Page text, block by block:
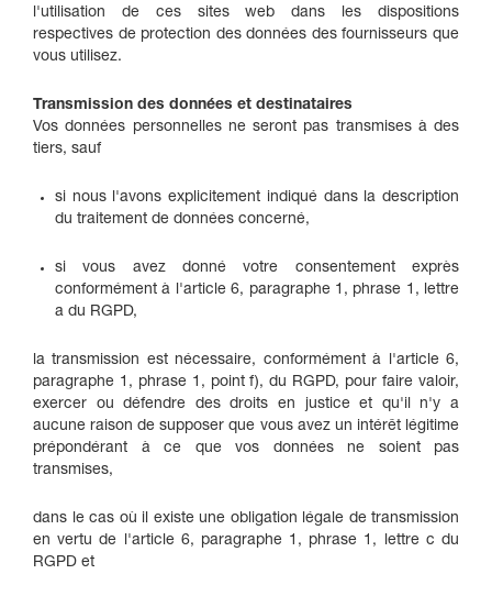
l'utilisation de ces sites web dans les dispositions
respectives de protection des données des fournisseurs que
vous utilisez.
Transmission des données et destinataires
Vos données personnelles ne seront pas transmises à des
tiers, sauf
si nous l'avons explicitement indiqué dans la description
du traitement de données concerné,
si vous avez donné votre consentement exprès
conformément à l'article 6, paragraphe 1, phrase 1, lettre
a du RGPD,
la transmission est nécessaire, conformément à l'article 6,
paragraphe 1, phrase 1, point f), du RGPD, pour faire valoir,
exercer ou défendre des droits en justice et qu'il n'y a
aucune raison de supposer que vous avez un intérêt légitime
prépondérant à ce que vos données ne soient pas
transmises,
dans le cas où il existe une obligation légale de transmission
en vertu de l'article 6, paragraphe 1, phrase 1, lettre c du
RGPD et